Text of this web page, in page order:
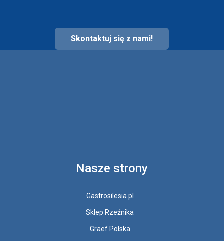
Skontaktuj się z nami!
Nasze strony
Gastrosilesia.pl
Sklep Rzeźnika
Graef Polska